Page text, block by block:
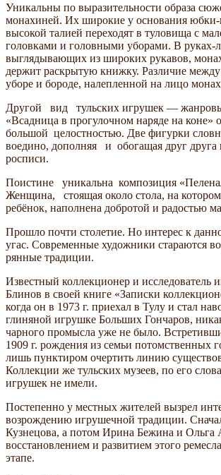
Уникальны по выразительности образа
монахиней. Их широ­кие у основания юбки-
высокой талией переходят в туловища с
головками и головными уборами. В руках-
выгляды­вающих из широких рукавов,
держит рас­крытую книжку. Раз­личие
уборе и бороде, налепленной на лицо
Другой вид тульских игрушек —
«Всадница в прогу­лочном наряде на коне»
большой це­лостностью. Две фигурки
воедино, дополняя и обогащая друг друга
росписи.
Поистине уни­кальна композиция
Женщина, стоящая около стола, на котором
ребёнок, наполнена добротой и радостью
Прошло почти столетие. Но интерес к
угас. Современ­ные художники стараются
рянные традиции.
Известный коллекционер и исследо­ватель
Блинов в своей кни­ге «Записки
когда он в 1973 г. приехал в Тулу и стал
глиняной игрушке Больших Гончаров,
чарного промысла уже не было.
1909 г. рожде­ния из семьи потомственных
лишь пунктиром очертить линию
Коллекции же тульских музеев, по его
игрушек не имели.
Постепенно у местных жителей вы­зрел
возрождению игрушеч­ной традиции.
Кузнецова, а потом Ирина Бежина и Ольга
восстановлением и развитием этого
этапе.